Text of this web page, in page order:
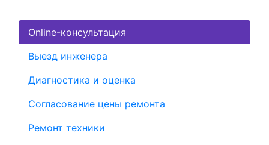
Online-консультация
Выезд инженера
Диагностика и оценка
Согласование цены ремонта
Ремонт техники